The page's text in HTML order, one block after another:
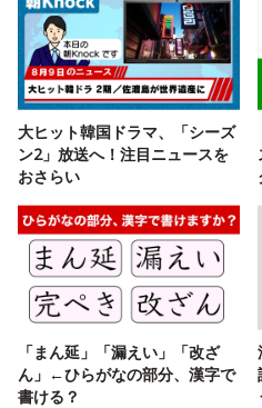
大ヒット韓国ドラマ、「シーズ
ン2」放送へ！注目ニュースを
おさらい
「まん延」「漏えい」「改ざ
ん」←ひらがなの部分、漢字で
書ける？